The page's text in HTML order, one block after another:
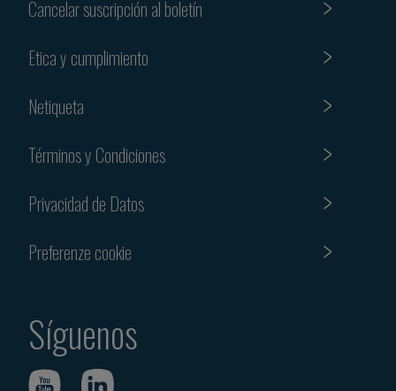
Cancelar suscripción al boletín
Etica y cumplimiento
Netiqueta
Términos y Condiciones
Privacidad de Datos
Preferenze cookie
Síguenos